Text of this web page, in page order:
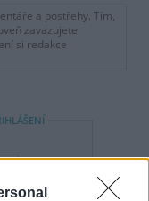
a postřehy. Tím,
zavazujete
si redakce